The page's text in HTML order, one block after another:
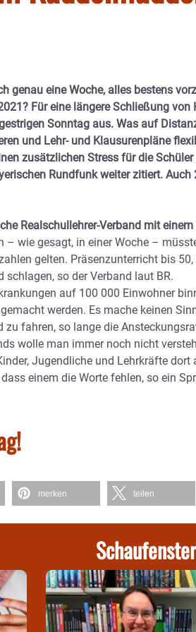
genau eine Woche, alles bestens
Für eine längere Schließung
Sonntag aus. Was auf
und Lehr- und Klausurenpläne
zusätzlichen Stress für die
Rundfunk weiter zitiert.
Realschullehrer-Verband mit
– wie gesagt, in einer Woche –
gelten. Präsenzunterricht bis
so der Verband laut BR.
auf 100 000 Einwohner
werden. Es mache keinen
zu fahren, so lange die
wolle man immer noch nicht
Jugendliche und Lehrkräfte
einem die Worte fehlen, so ein
merken teilen
Schaufenster